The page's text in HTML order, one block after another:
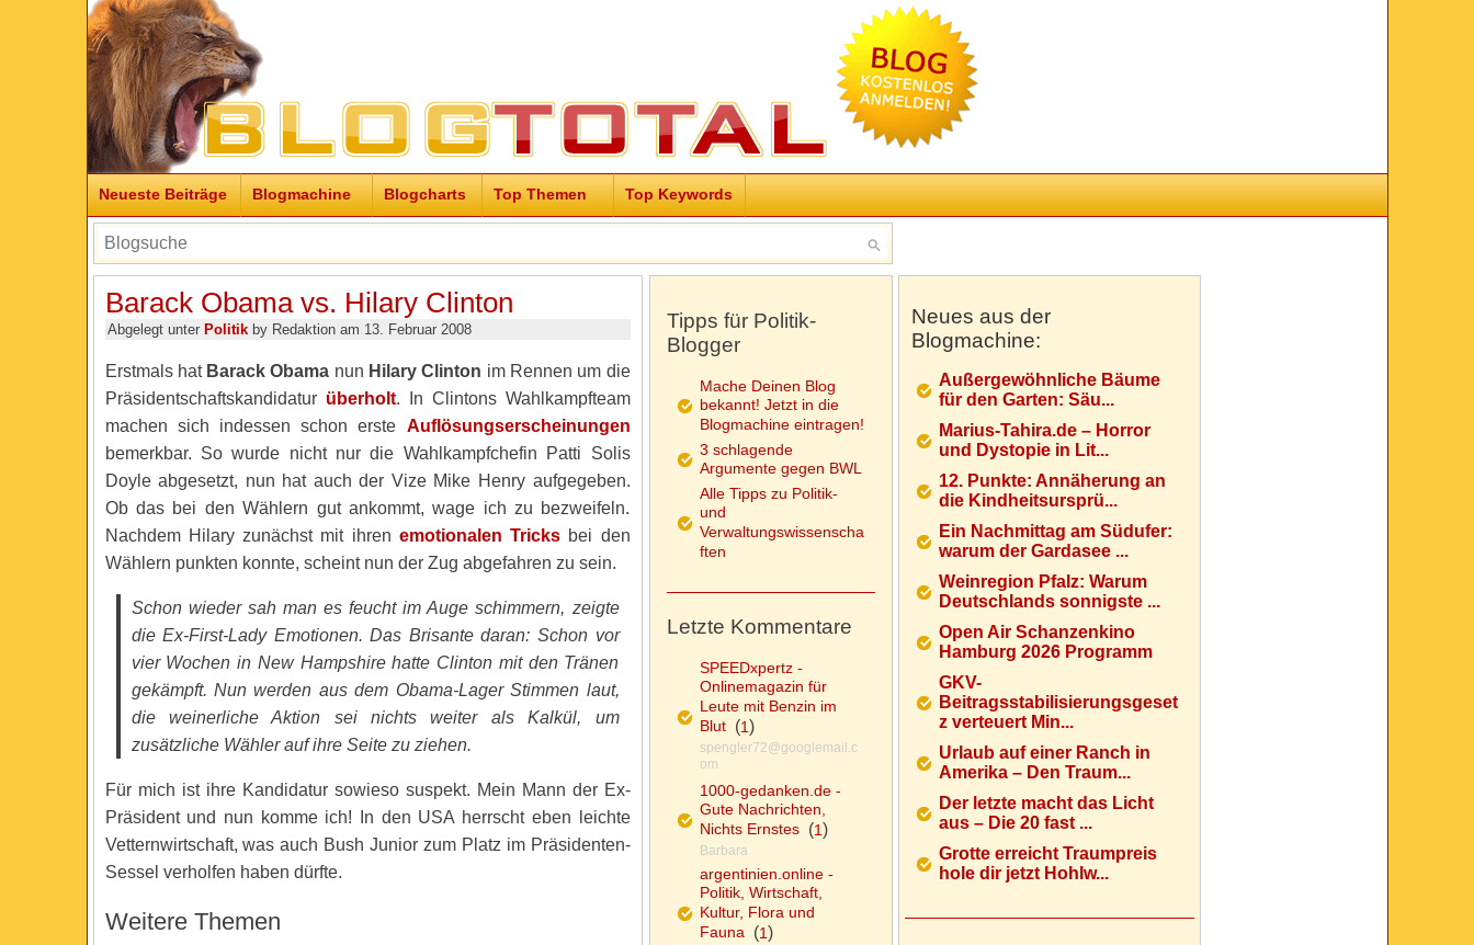
Neueste Beiträge Blogmachine Blogcharts Top Themen Top Keywords
Barack Obama vs. Hilary Clinton
Abgelegt unter Politikby Redaktion am 13. Februar 2008
Erstmals hat Barack Obama nun Hilary Clinton im Rennen um die
Präsidentschaftskandidatur überholt. In Clintons Wahlkampfteam
machen sich indessen schon erste Auflösungserscheinungen
bemerkbar. So wurde nicht nur die Wahlkampfchefin Patti Solis
Doyle abgesetzt, nun hat auch der Vize Mike Henry aufgegeben.
Ob das bei den Wählern gut ankommt, wage ich zu bezweifeln.
Nachdem Hilary zunächst mit ihren emotionalen Tricks bei den
Wählern punkten konnte, scheint nun der Zug abgefahren zu sein.
Schon wieder sah man es feucht im Auge schimmern, zeigte
die Ex-First-Lady Emotionen. Das Brisante daran: Schon vor
vier Wochen in New Hampshire hatte Clinton mit den Tränen
gekämpft. Nun werden aus dem Obama-Lager Stimmen laut,
die weinerliche Aktion sei nichts weiter als Kalkül, um
zusätzliche Wähler auf ihre Seite zu ziehen.
Für mich ist ihre Kandidatur sowieso suspekt. Mein Mann der Ex-
Präsident und nun komme ich! In den USA herrscht eben leichte
Vetternwirtschaft, was auch Bush Junior zum Platz im Präsidenten-
Sessel verholfen haben dürfte.
Weitere Themen
Neues aus der
Blogmachine:
Außergewöhnliche Bäume
für den Garten: Säu...
Marius-Tahira.de – Horror
und Dystopie in Lit...
12. Punkte: Annäherung an
die Kindheitsursprü...
Ein Nachmittag am Südufer:
warum der Gardasee ...
Weinregion Pfalz: Warum
Deutschlands sonnigste ...
Open Air Schanzenkino
Hamburg 2026 Programm
GKV-
Beitragsstabilisierungsgeset
z verteuert Min...
Urlaub auf einer Ranch in
Amerika – Den Traum...
Der letzte macht das Licht
aus – Die 20 fast ...
Grotte erreicht Traumpreis
hole dir jetzt Hohlw...
Tipps für Politik-
Blogger
Mache Deinen Blog
bekannt! Jetzt in die
Blogmachine eintragen!
3 schlagende
Argumente gegen BWL
Alle Tipps zu Politik-
und
Verwaltungswissenscha
ften
Letzte Kommentare
SPEEDxpertz -
Onlinemagazin für
Leute mit Benzin im
Blut(1)
spengler72@googlemail.c
om
1000-gedanken.de -
Gute Nachrichten,
Nichts Ernstes(1)
Barbara
argentinien.online -
Politik, Wirtschaft,
Kultur, Flora und
Fauna(1)